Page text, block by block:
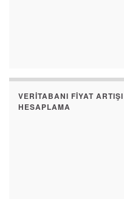
VERITABANI FIYAT
HESAPLAMA